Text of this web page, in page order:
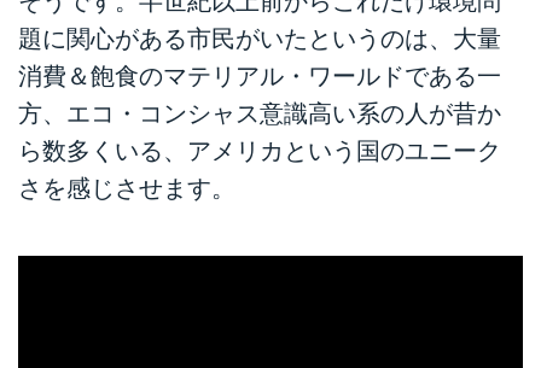
題に関心がある市民がいたというのは、大量
消費＆飽食のマテリアル・ワールドである一
方、エコ・コンシャス意識高い系の人が昔か
ら数多くいる、アメリカという国のユニーク
さを感じさせます。